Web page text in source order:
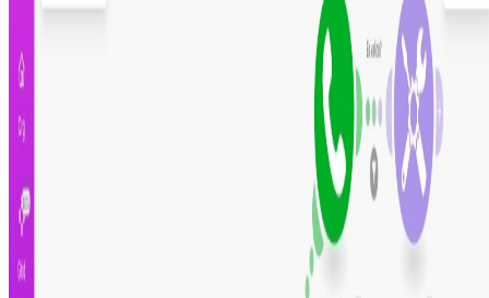
Paso 3
Registrate para instalar
Crea tu cuenta gratis e instala esta automatización al
Creado por
10 de mayo de 2022